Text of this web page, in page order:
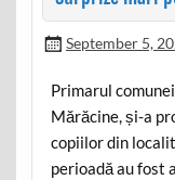
September 5,
Primarul
Mărăcine, și-a
copiilor din
perioadă au fost